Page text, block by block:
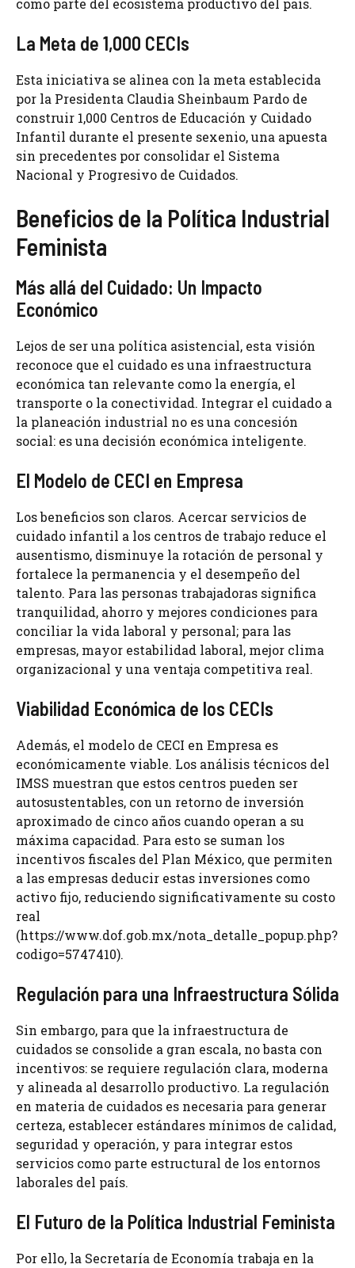
como parte del ecosistema productivo del país.
La Meta de 1,000 CECIs
Esta iniciativa se alinea con la meta establecida
por la Presidenta Claudia Sheinbaum Pardo de
construir 1,000 Centros de Educación y Cuidado
Infantil durante el presente sexenio, una apuesta
sin precedentes por consolidar el Sistema
Nacional y Progresivo de Cuidados.
Beneficios de la Política Industrial
Feminista
Más allá del Cuidado: Un Impacto
Económico
Lejos de ser una política asistencial, esta visión
reconoce que el cuidado es una infraestructura
económica tan relevante como la energía, el
transporte o la conectividad. Integrar el cuidado a
la planeación industrial no es una concesión
social: es una decisión económica inteligente.
El Modelo de CECI en Empresa
Los beneficios son claros. Acercar servicios de
cuidado infantil a los centros de trabajo reduce el
ausentismo, disminuye la rotación de personal y
fortalece la permanencia y el desempeño del
talento. Para las personas trabajadoras significa
tranquilidad, ahorro y mejores condiciones para
conciliar la vida laboral y personal; para las
empresas, mayor estabilidad laboral, mejor clima
organizacional y una ventaja competitiva real.
Viabilidad Económica de los CECIs
Además, el modelo de CECI en Empresa es
económicamente viable. Los análisis técnicos del
IMSS muestran que estos centros pueden ser
autosustentables, con un retorno de inversión
aproximado de cinco años cuando operan a su
máxima capacidad. Para esto se suman los
incentivos fiscales del Plan México, que permiten
a las empresas deducir estas inversiones como
activo fijo, reduciendo significativamente su costo
real
(https://www.dof.gob.mx/nota_detalle_popup.php?
codigo=5747410).
Regulación para una Infraestructura Sólida
Sin embargo, para que la infraestructura de
cuidados se consolide a gran escala, no basta con
incentivos: se requiere regulación clara, moderna
y alineada al desarrollo productivo. La regulación
en materia de cuidados es necesaria para generar
certeza, establecer estándares mínimos de calidad,
seguridad y operación, y para integrar estos
servicios como parte estructural de los entornos
laborales del país.
El Futuro de la Política Industrial Feminista
Por ello, la Secretaría de Economía trabaja en la